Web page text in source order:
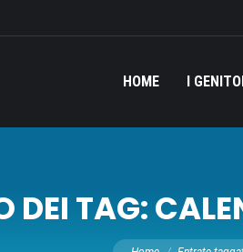
HOME I
DEI TAG:
Tu sei qui: